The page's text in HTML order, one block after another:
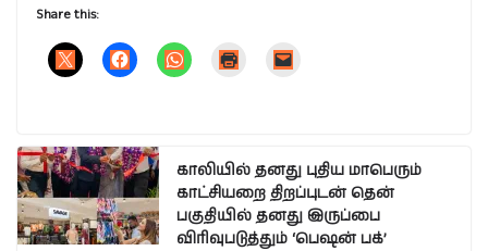
Share this:
காலியில் தனது புதிய மாபெரும்
காட்சியறை திறப்புடன் தென்
பகுதியில் தனது இருப்பை
விரிவுபடுத்தும் ‘பெஷன் பக்’